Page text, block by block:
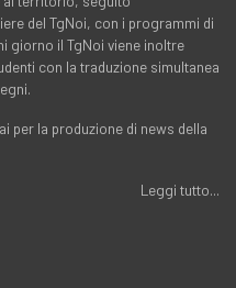
del TgNoi, con i programmi di
giorno il TgNoi viene inoltre
con la traduzione simultanea
per la produzione di news della
Leggi tutto...